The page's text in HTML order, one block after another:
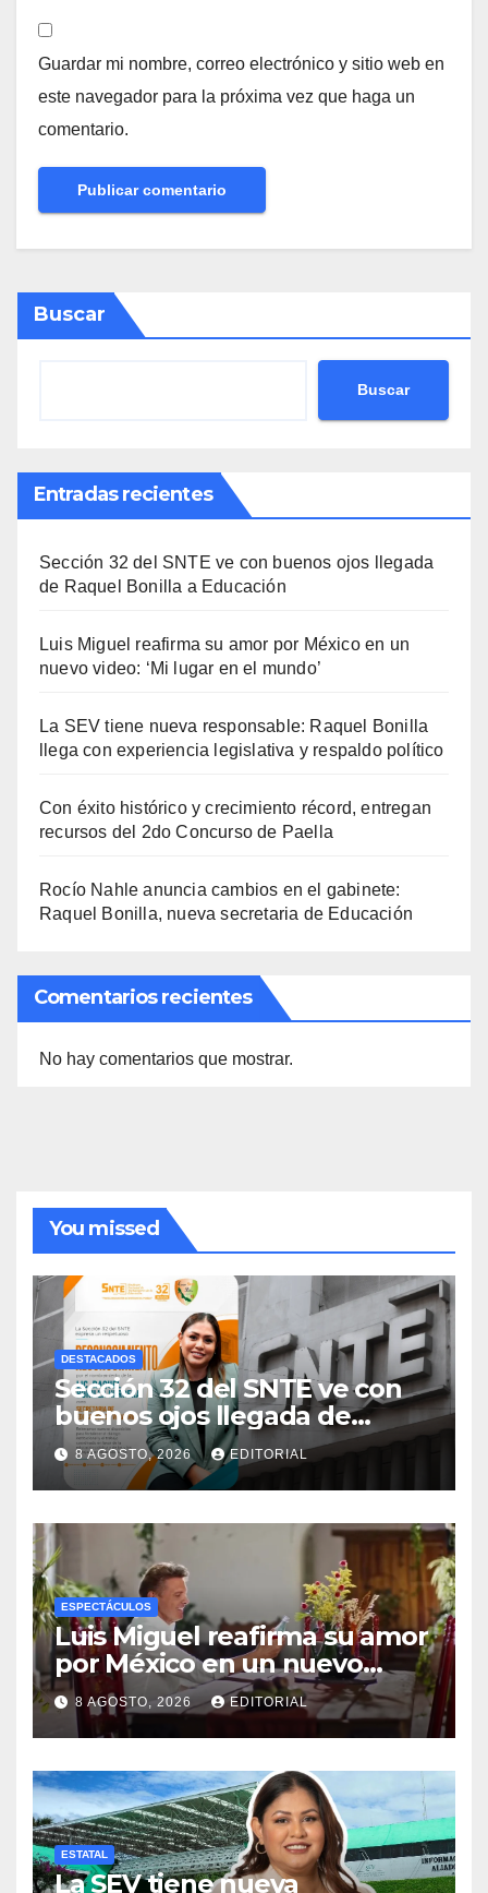
Guardar mi nombre, correo electrónico y sitio web en
este navegador para la próxima vez que haga un
comentario.
Buscar
Buscar
Entradas recientes
Sección 32 del SNTE ve con buenos ojos llegada
de Raquel Bonilla a Educación
Luis Miguel reafirma su amor por México en un
nuevo video: ‘Mi lugar en el mundo’
La SEV tiene nueva responsable: Raquel Bonilla
llega con experiencia legislativa y respaldo político
Con éxito histórico y crecimiento récord, entregan
recursos del 2do Concurso de Paella
Rocío Nahle anuncia cambios en el gabinete:
Raquel Bonilla, nueva secretaria de Educación
Comentarios recientes
No hay comentarios que mostrar.
You missed
DESTACADOS
Sección 32 del SNTE ve con
buenos ojos llegada de
Raquel Bonilla a Educación
8 AGOSTO, 2026 EDITORIAL
ESPECTÁCULOS
Luis Miguel reafirma su amor
por México en un nuevo
video: ‘Mi lugar en el mundo’
8 AGOSTO, 2026 EDITORIAL
ESTATAL
La SEV tiene nueva